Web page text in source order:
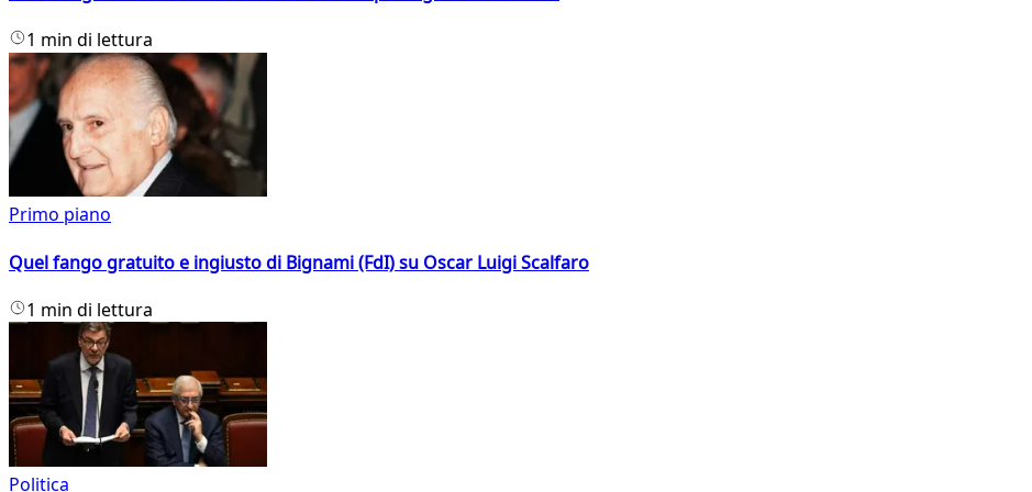
1 min di lettura
Primo piano
Quel fango gratuito e ingiusto di Bignami (FdI) su Oscar Luigi Scalfaro
1 min di lettura
Politica